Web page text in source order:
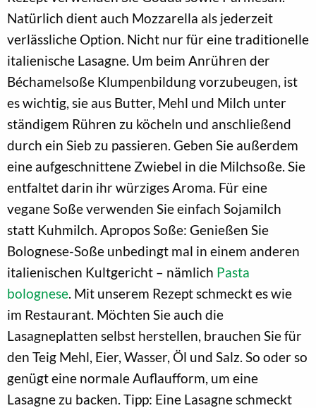
Natürlich dient auch Mozzarella als jederzeit
verlässliche Option. Nicht nur für eine traditionelle
italienische Lasagne. Um beim Anrühren der
Béchamelsoße Klumpenbildung vorzubeugen, ist
es wichtig, sie aus Butter, Mehl und Milch unter
ständigem Rühren zu köcheln und anschließend
durch ein Sieb zu passieren. Geben Sie außerdem
eine aufgeschnittene Zwiebel in die Milchsoße. Sie
entfaltet darin ihr würziges Aroma. Für eine
vegane Soße verwenden Sie einfach Sojamilch
statt Kuhmilch. Apropos Soße: Genießen Sie
Bolognese-Soße unbedingt mal in einem anderen
italienischen Kultgericht – nämlich Pasta
bolognese. Mit unserem Rezept schmeckt es wie
im Restaurant. Möchten Sie auch die
Lasagneplatten selbst herstellen, brauchen Sie für
den Teig Mehl, Eier, Wasser, Öl und Salz. So oder so
genügt eine normale Auflaufform, um eine
Lasagne zu backen. Tipp: Eine Lasagne schmeckt